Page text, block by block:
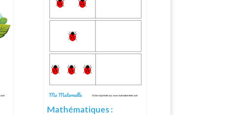
Mathématiques :